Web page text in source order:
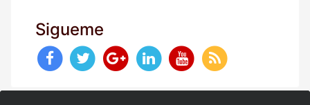
Sigueme